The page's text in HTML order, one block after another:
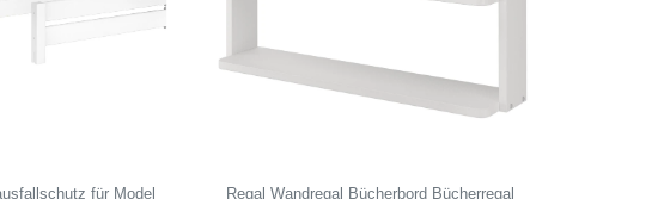
für Model
Regal Wandregal Bücherbord Bücherregal